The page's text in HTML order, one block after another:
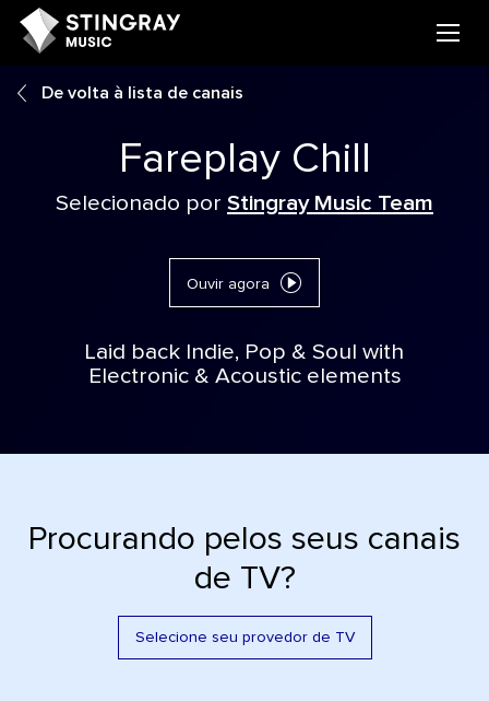
De volta à lista de canais
Fareplay Chill
Selecionado por Stingray Music Team
Ouvir agora
Laid back Indie, Pop & Soul with
Electronic & Acoustic elements
Procurando pelos seus canais
de TV?
Selecione seu provedor de TV